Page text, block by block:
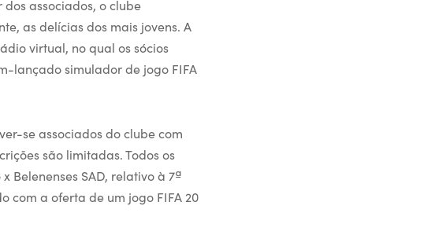
associados, o clube
as delícias dos mais jovens. A
virtual, no qual os sócios
lançado simulador de jogo FIFA
se associados do clube com
são limitadas. Todos os
Belenenses SAD, relativo à 7ª
com a oferta de um jogo FIFA 20